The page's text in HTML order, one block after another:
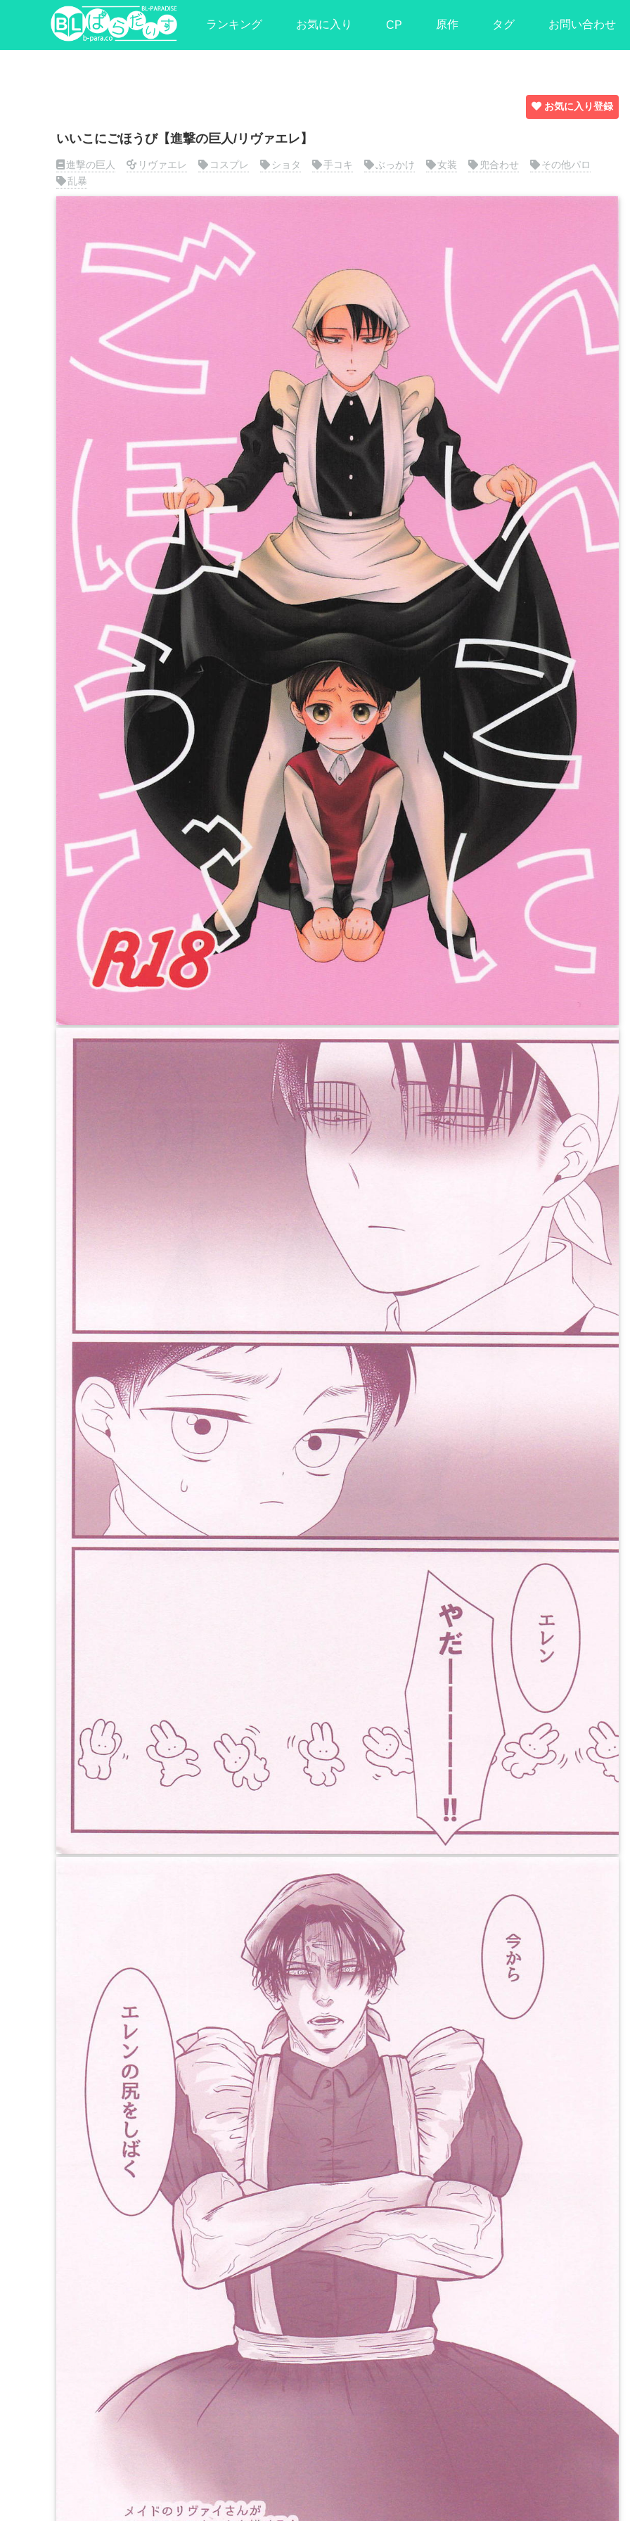
ランキング お気に入り CP 原作 タグ お問い合わせ
お気に入り登録
いいこにごほうび【進撃の巨人/リヴァエレ】
進撃の巨人 リヴァエレ コスプレ ショタ 手コキ ぶっかけ 女装 兜合わせ
その他パロ
乱暴